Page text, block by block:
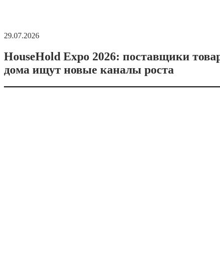
29.07.2026
HouseHold Expo 2026: поставщики
дома ищут новые каналы роста